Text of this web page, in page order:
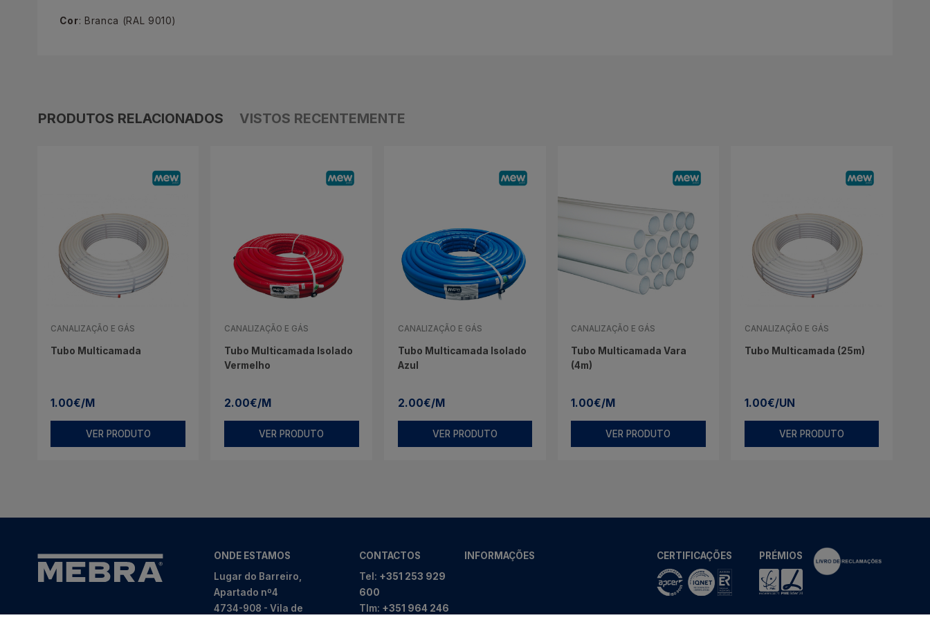
Cor: Branca (RAL 9010)
PRODUTOS RELACIONADOS VISTOS RECENTEMENTE
CANALIZAÇÃO E GÁS
Tubo Multicamada
1.00€/M
VER PRODUTO
CANALIZAÇÃO E GÁS
Tubo Multicamada Isolado
Vermelho
2.00€/M
VER PRODUTO
CANALIZAÇÃO E GÁS
Tubo Multicamada Isolado
Azul
2.00€/M
VER PRODUTO
CANALIZAÇÃO E GÁS
Tubo Multicamada Vara
(4m)
1.00€/M
VER PRODUTO
CANALIZAÇÃO E GÁS
Tubo Multicamada (25m)
1.00€/UN
VER PRODUTO
ONDE ESTAMOS
Lugar do Barreiro,
Apartado nº4
4734-908 - Vila de
CONTACTOS
Tel: +351 253 929
600
Tlm: +351 964 246
INFORMAÇÕES CERTIFICAÇÕES PRÉMIOS